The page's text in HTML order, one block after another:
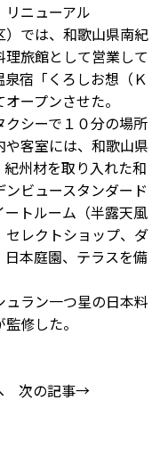
ニューアル
では、和歌山県南紀
旅館として営業して
宿「くろしお想（Ｋ
ープンさせた。
シーで１０分の場所
客室には、和歌山県
州材を取り入れた和
ビュースタンダード
トルーム（半露天風
レクトショップ、ダ
本庭園、テラスを備
ラン一つ星の日本料
修した。
次の記事→